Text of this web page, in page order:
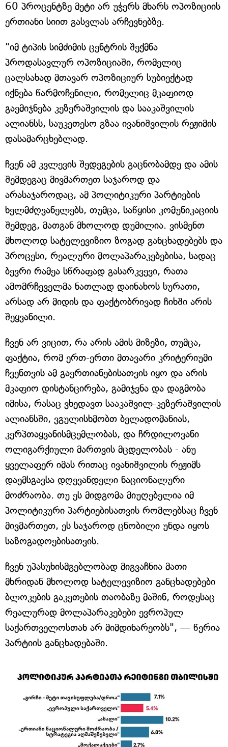
60 პროცენტზე მეტი არ უჭერს მხარს ოპოზიციის
ერთიანი სიით გასვლას არჩევნებზე.
"იმ ტიპის სიმძიმის ცენტრის შექმნა
პროდასავლურ ოპოზიციაში, რომელიც
ცალსახად მთავარ ოპოზიციურ სუბიექტად
იქნება წარმოჩენილი, რომელიც მკაფიოდ
გაემიჯნება კეზერაშვილის და სააკაშვილის
ალიანსს, საუკეთესო გზაა ივანიშვილის რეჟიმის
დასამარცხებლად.
ჩვენ ამ კვლევის შედეგების გაცნობამდე და ამის
შემდეგაც მივმართეთ საჯაროდ და
არასაჯაროდაც, ამ პოლიტიკური პარტიების
ხელმძღვანელებს, თუმცა, საწყისი კომუნიკაციის
შემდეგ, მათგან მხოლოდ დუმილია. ვისმენთ
მხოლოდ სატელევიზიო ზოგად განცხადებებს და
პროცესი, რეალური მოლაპარაკებებისა, სადაც
ბევრი რამეა სწრაფად გასარკვევი, რათა
ამომრჩეველმა ნათლად დაინახოს სურათი,
არსად არ მიდის და ფაქტობრივად ჩიხში არის
შეყვანილი.
ჩვენ არ ვიცით, რა არის ამის მიზეზი, თუმცა,
ფაქტია, რომ ერთ-ერთი მთავარი კრიტერიუმი
ჩვენთვის ამ გაერთიანებისათვის იყო და არის
მკაფიო დისტანცირება, გამიჯვნა და დაგმობა
იმისა, რასაც ვხედავთ სააკაშვილ-კეზერაშვილის
ალიანსში, ვგულისხმობთ ბელადომანიას,
კერპთაყვანისმცემლობას, და ჩრდილოვანი
ოლიგარქიული მართვის მცდელობას - ანუ
ყველაფერ იმას რითაც ივანიშვილის რეჟიმს
დაემსგავსა დღევანდელი ნაციონალური
მოძრაობა. თუ ეს მიდგომა მიუღებელია იმ
პოლიტიკური პარტიებისათვის რომლებსაც ჩვენ
მივმართეთ, ეს საჯაროდ ცნობილი უნდა იყოს
საზოგადოებისათვის.
ჩვენ უპასუხისმგებლობად მიგვაჩნია მათი
მხრიდან მხოლოდ სატელევიზიო განცხადებები
ბლოკების გაკეთების თაობაზე მაშინ, როდესაც
რეალურად მოლაპარაკებები ევროპულ
საქართველოსთან არ მიმდინარეობს", — წერია
პარტიის განცხადებაში.